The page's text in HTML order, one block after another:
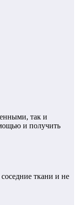
так и
и получить
ткани и не